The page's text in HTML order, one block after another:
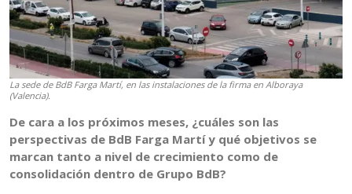
La sede de BdB Farga Martí, en las instalaciones de la firma en Alboraya
(Valencia).
De cara a los próximos meses, ¿cuáles son las
perspectivas de BdB Farga Martí y qué objetivos se
marcan tanto a nivel de crecimiento como de
consolidación dentro de Grupo BdB?